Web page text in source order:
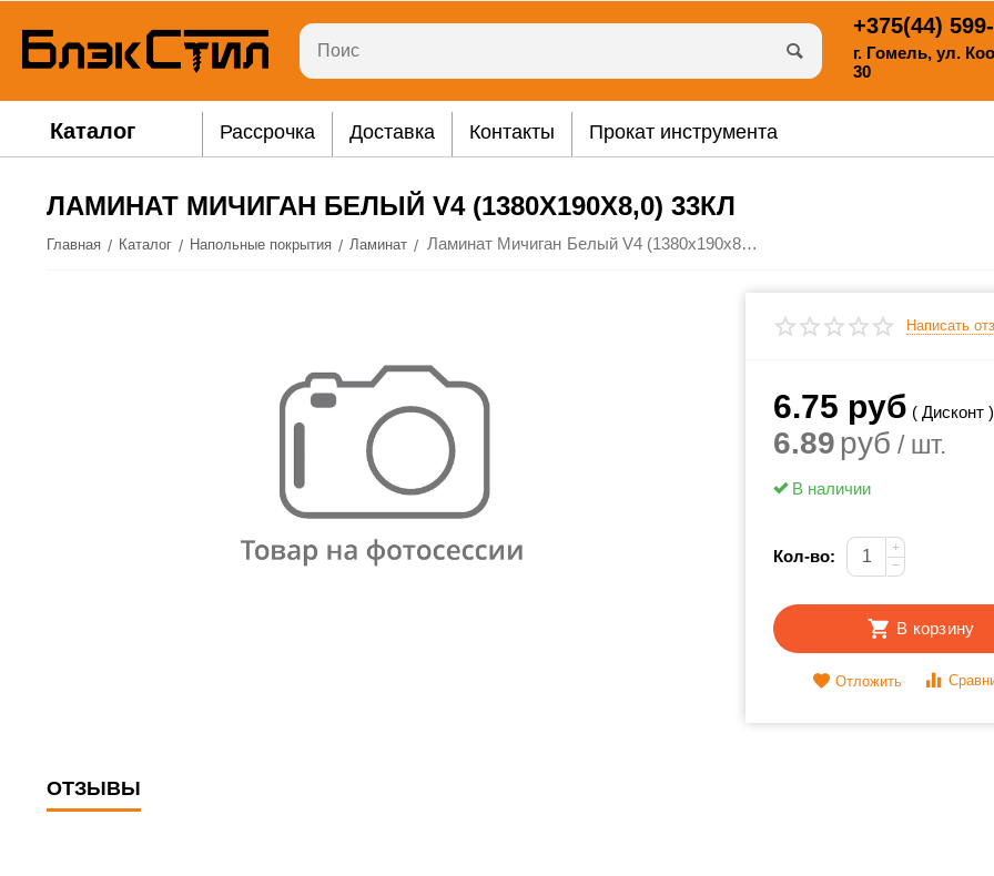
+375(44)
г. Гомель, ул.
30
Каталог Рассрочка Доставка Контакты Прокат инструмента
ЛАМИНАТ МИЧИГАН БЕЛЫЙ V4 (1380Х190Х8,0) 33КЛ
Главная / Каталог / Напольные покрытия / Ламинат / Ламинат Мичиган Белый V4 (1380х190х8,0) 33кл
Написать
6.75 руб ( Дисконт )
6.89 руб / шт.
В наличии
Кол-во:
+
−
В корзину
Отложить
ОТЗЫВЫ